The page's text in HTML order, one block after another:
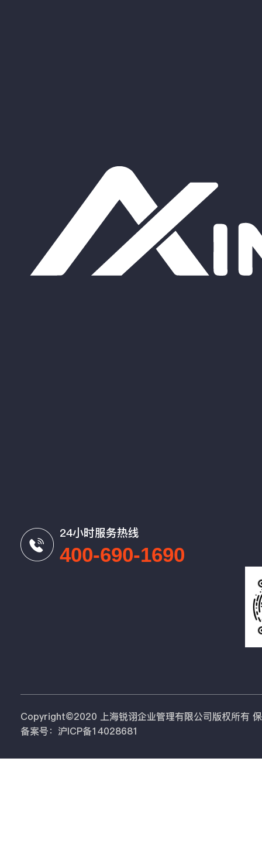
24小时服务热线
400-690-1690
Copyright©2020 上海锐诩企业管理有限公司版权所有
备案号：沪ICP备14028681